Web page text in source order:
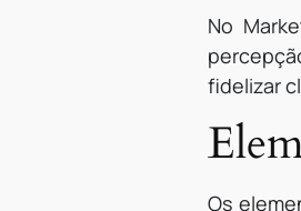
No
fidelizar
Os